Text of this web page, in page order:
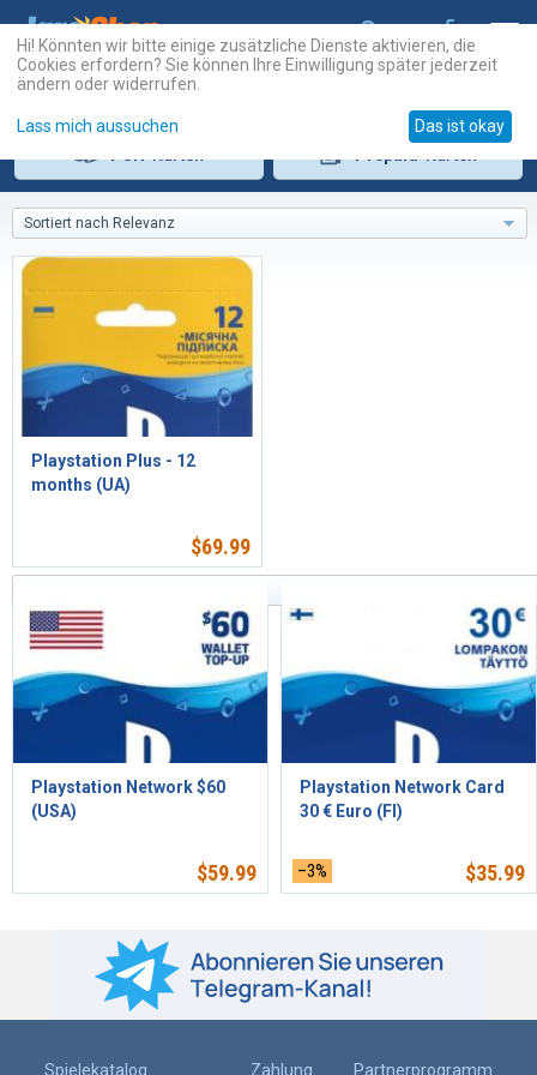
Sortiert nach Relevanz
Playstation Plus - 12
months (UA)
$69.99
Playstation Network $60
(USA)
$59.99
Playstation Network Card
30 € Euro (FI)
–3% $35.99
Spielekatalog Zahlung Partnerprogramm
Hi! Könnten wir bitte einige zusätzliche Dienste aktivieren, die
Cookies erfordern? Sie können Ihre Einwilligung später jederzeit
ändern oder widerrufen.
Lass mich aussuchen Das ist okay